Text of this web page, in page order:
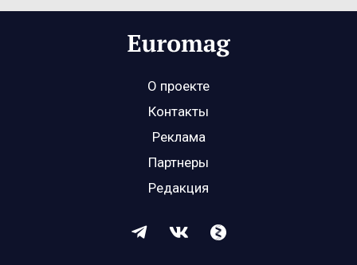
О проекте
Контакты
Реклама
Партнеры
Редакция